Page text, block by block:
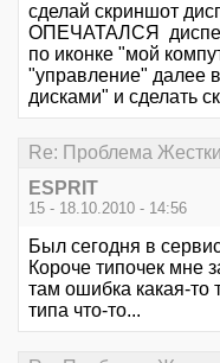
сделай скриншот
ОПЕЧАТАЛСЯ
по иконке "мой
"управление" далее
дисками" и сделать
Re: Проблема
ESPRIT
15 - 18.10.2010 - 14:56
Был сегодня в
Короче типочек мне
там ошибка какая-то
типа что-то...